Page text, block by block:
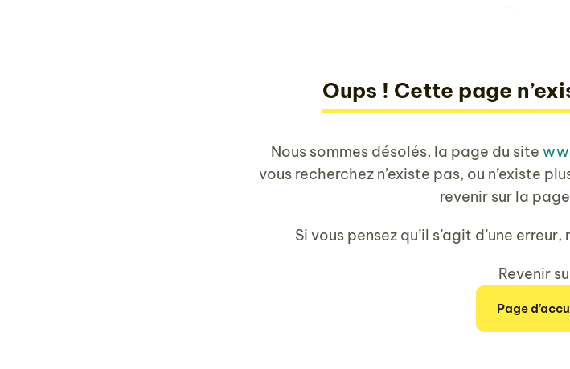
Oups ! Cette page
Nous sommes désolés, la page du site
vous recherchez n’existe pas, ou n’existe
revenir sur la
Si vous pensez qu’il s’agit d’une erreur,
Revenir
Page